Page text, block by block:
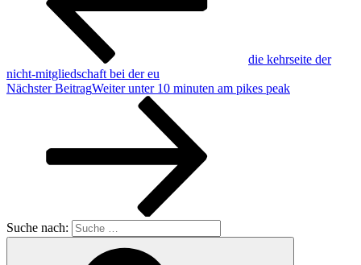
die kehrseite der
nicht-mitgliedschaft bei der eu
Nächster BeitragWeiter unter 10 minuten am pikes peak
Suche nach: